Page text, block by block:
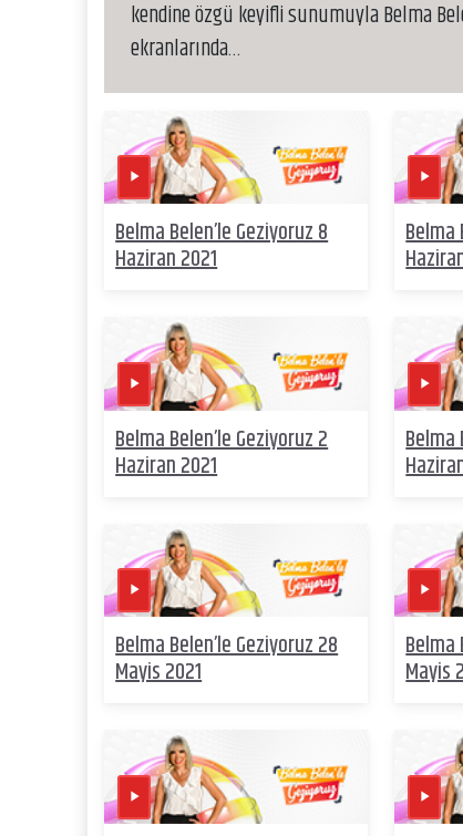
kendine özgü keyifli sunumuyla Belma
ekranlarında…
Belma Belen’le Geziyoruz 8
Haziran 2021
Belma
Belma Belen’le Geziyoruz 2
Haziran 2021
Belma
Belma Belen’le Geziyoruz 28
Mayis 2021
Belma
Mayis